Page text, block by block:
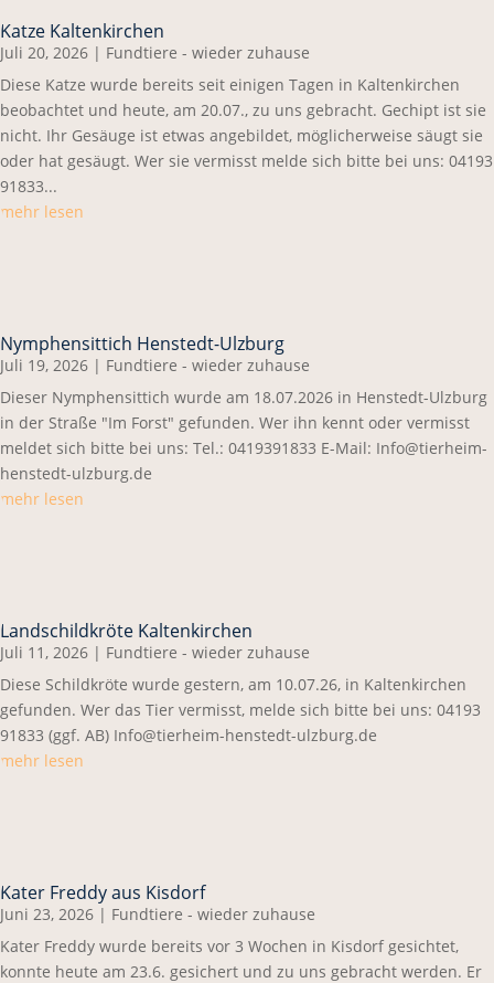
Katze Kaltenkirchen
Juli 20, 2026 | Fundtiere - wieder zuhause
Diese Katze wurde bereits seit einigen Tagen in Kaltenkirchen
beobachtet und heute, am 20.07., zu uns gebracht. Gechipt ist sie
nicht. Ihr Gesäuge ist etwas angebildet, möglicherweise säugt sie
oder hat gesäugt. Wer sie vermisst melde sich bitte bei uns: 04193
91833...
mehr lesen
Nymphensittich Henstedt-Ulzburg
Juli 19, 2026 | Fundtiere - wieder zuhause
Dieser Nymphensittich wurde am 18.07.2026 in Henstedt-Ulzburg
in der Straße "Im Forst" gefunden. Wer ihn kennt oder vermisst
meldet sich bitte bei uns: Tel.: 0419391833 E-Mail: Info@tierheim-
henstedt-ulzburg.de
mehr lesen
Landschildkröte Kaltenkirchen
Juli 11, 2026 | Fundtiere - wieder zuhause
Diese Schildkröte wurde gestern, am 10.07.26, in Kaltenkirchen
gefunden. Wer das Tier vermisst, melde sich bitte bei uns: 04193
91833 (ggf. AB) Info@tierheim-henstedt-ulzburg.de
mehr lesen
Kater Freddy aus Kisdorf
Juni 23, 2026 | Fundtiere - wieder zuhause
Kater Freddy wurde bereits vor 3 Wochen in Kisdorf gesichtet,
konnte heute am 23.6. gesichert und zu uns gebracht werden. Er